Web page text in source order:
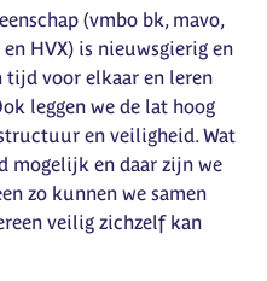
(vmbo bk, mavo,
HVX) is nieuwsgierig en
tijd voor elkaar en leren
leggen we de lat hoog
en veiligheid. Wat
mogelijk en daar zijn we
zo kunnen we samen
veilig zichzelf kan